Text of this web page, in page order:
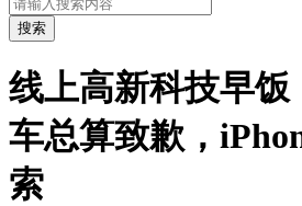
线上高新科技早饭
车总算致歉，
索